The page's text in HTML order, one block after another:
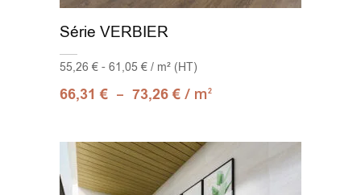
Série VERBIER
55,26 € - 61,05 € / m² (HT)
66,31€ – 73,26€ / m2